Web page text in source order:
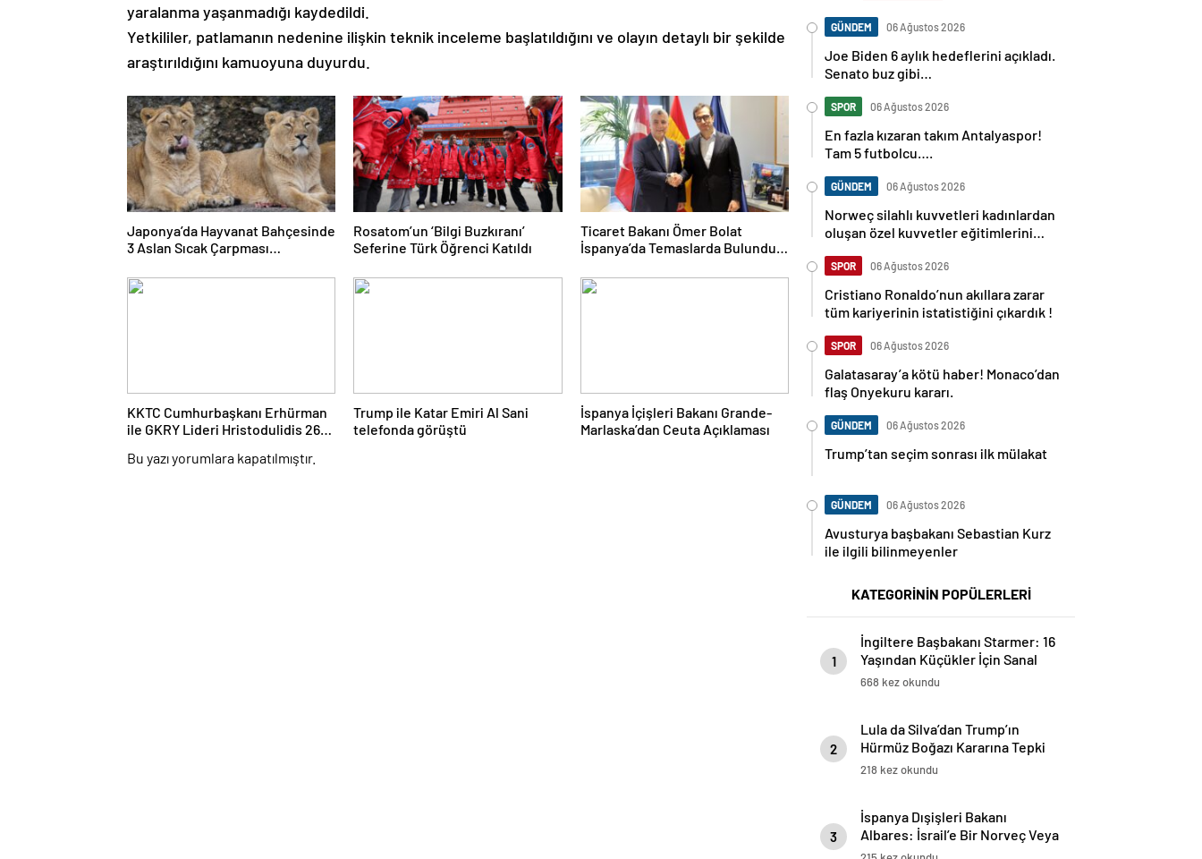
yaralanma yaşanmadığı kaydedildi.
Yetkililer, patlamanın nedenine ilişkin teknik inceleme başlatıldığını ve olayın detaylı bir şekilde
araştırıldığını kamuoyuna duyurdu.
Japonya’da Hayvanat Bahçesinde
3 Aslan Sıcak Çarpması
Rosatom’un ‘Bilgi Buzkıranı’
Seferine Türk Öğrenci Katıldı
Ticaret Bakanı Ömer Bolat
İspanya’da Temaslarda Bulundu:
Hacmi
KKTC Cumhurbaşkanı Erhürman
ile GKRY Lideri Hristodulidis 26
Trump ile Katar Emiri Al Sani
telefonda görüştü
İspanya İçişleri Bakanı Grande-
Marlaska’dan Ceuta Açıklaması
Bu yazı yorumlara kapatılmıştır.
GÜNDEM 06 Ağustos 2026
Joe Biden 6 aylık hedeflerini açıkladı.
Senato buz gibi…
SPOR 06 Ağustos 2026
En fazla kızaran takım Antalyaspor!
Tam 5 futbolcu….
GÜNDEM 06 Ağustos 2026
Norweç silahlı kuvvetleri kadınlardan
oluşan özel kuvvetler eğitimlerini
SPOR 06 Ağustos 2026
Cristiano Ronaldo’nun akıllara zarar
tüm kariyerinin istatistiğini çıkardık !
SPOR 06 Ağustos 2026
Galatasaray’a kötü haber! Monaco’dan
flaş Onyekuru kararı.
GÜNDEM 06 Ağustos 2026
Trump’tan seçim sonrası ilk mülakat
GÜNDEM 06 Ağustos 2026
Avusturya başbakanı Sebastian Kurz
ile ilgili bilinmeyenler
KATEGORİNİN POPÜLERLERİ
1
İngiltere Başbakanı Starmer: 16
Yaşından Küçükler İçin Sanal
Medya Yasaklanacak
668 kez okundu
2
Lula da Silva’dan Trump’ın
Hürmüz Boğazı Kararına Tepki
218 kez okundu
3
İspanya Dışişleri Bakanı
Albares: İsrail’e Bir Norveç Veya
İzlanda’ya Davrandığımız Gibi